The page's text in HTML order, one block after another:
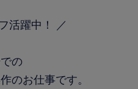
活躍中！ ／
の
のお仕事です。